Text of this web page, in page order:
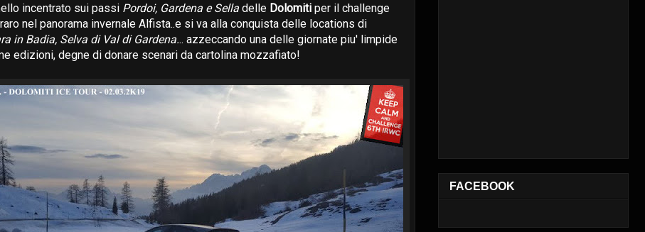
incentrato sui passi Pordoi, Gardena e Sella delle Dolomiti per il challenge
nel panorama invernale Alfista..e si va alla conquista delle locations di
in Badia, Selva di Val di Gardena... azzeccando una delle giornate piu' limpide
edizioni, degne di donare scenari da cartolina mozzafiato!
FACEBOOK